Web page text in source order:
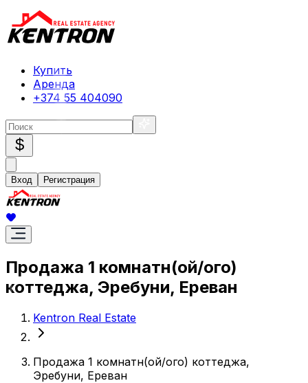
Купить
Аренда
+374 55 404090
$
Вход Регистрация
Продажа 1 комнатн(ой/ого)
коттеджа, Эребуни, Ереван
Kentron Real Estate
Продажа 1 комнатн(ой/ого) коттеджа,
Эребуни, Ереван